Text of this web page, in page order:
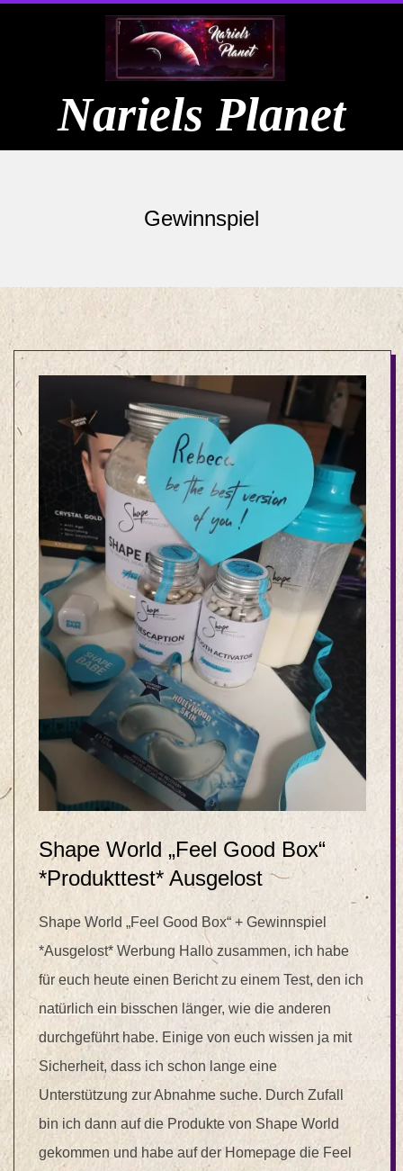
Nariels Planet
Gewinnspiel
Shape World „Feel Good Box“
*Produkttest* Ausgelost
Shape World „Feel Good Box“ + Gewinnspiel
*Ausgelost* Werbung Hallo zusammen, ich habe
für euch heute einen Bericht zu einem Test, den ich
natürlich ein bisschen länger, wie die anderen
durchgeführt habe. Einige von euch wissen ja mit
Sicherheit, dass ich schon lange eine
Unterstützung zur Abnahme suche. Durch Zufall
bin ich dann auf die Produkte von Shape World
gekommen und habe auf der Homepage die Feel